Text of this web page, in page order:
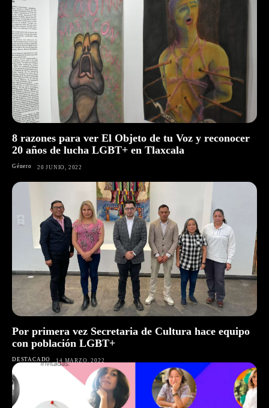
8 razones para ver El Objeto de tu Voz y reconocer
20 años de lucha LGBT+ en Tlaxcala
Género 20 JUNIO, 2022
Por primera vez Secretaria de Cultura hace equipo
con población LGBT+
DESTACADO 14 MARZO, 2022